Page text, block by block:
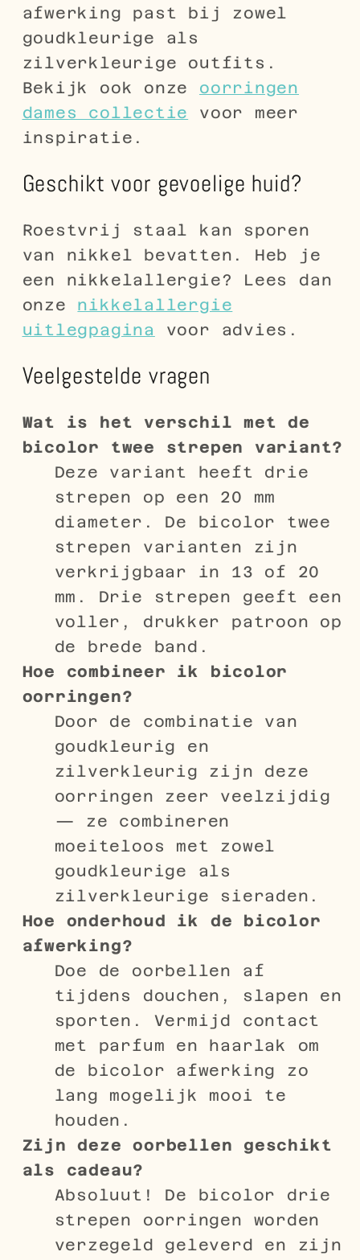
afwerking past bij zowel
goudkleurige als
zilverkleurige outfits.
Bekijk ook onze oorringen
dames collectie
voor meer
inspiratie.
Geschikt voor gevoelige huid?
Roestvrij staal kan sporen
van nikkel bevatten. Heb je
een nikkelallergie? Lees dan
onze nikkelallergie
uitlegpagina
voor advies.
Veelgestelde vragen
Wat is het verschil met de
bicolor twee strepen variant?
Deze variant heeft drie
strepen op een 20 mm
diameter. De bicolor twee
strepen varianten zijn
verkrijgbaar in 13 of 20
mm. Drie strepen geeft een
voller, drukker patroon op
de brede band.
Hoe combineer ik bicolor
oorringen?
Door de combinatie van
goudkleurig en
zilverkleurig zijn deze
oorringen zeer veelzijdig
— ze combineren
moeiteloos met zowel
goudkleurige als
zilverkleurige sieraden.
Hoe onderhoud ik de bicolor
afwerking?
Doe de oorbellen af
tijdens douchen, slapen en
sporten. Vermijd contact
met parfum en haarlak om
de bicolor afwerking zo
lang mogelijk mooi te
houden.
Zijn deze oorbellen geschikt
als cadeau?
Absoluut! De bicolor drie
strepen oorringen worden
verzegeld geleverd en zijn